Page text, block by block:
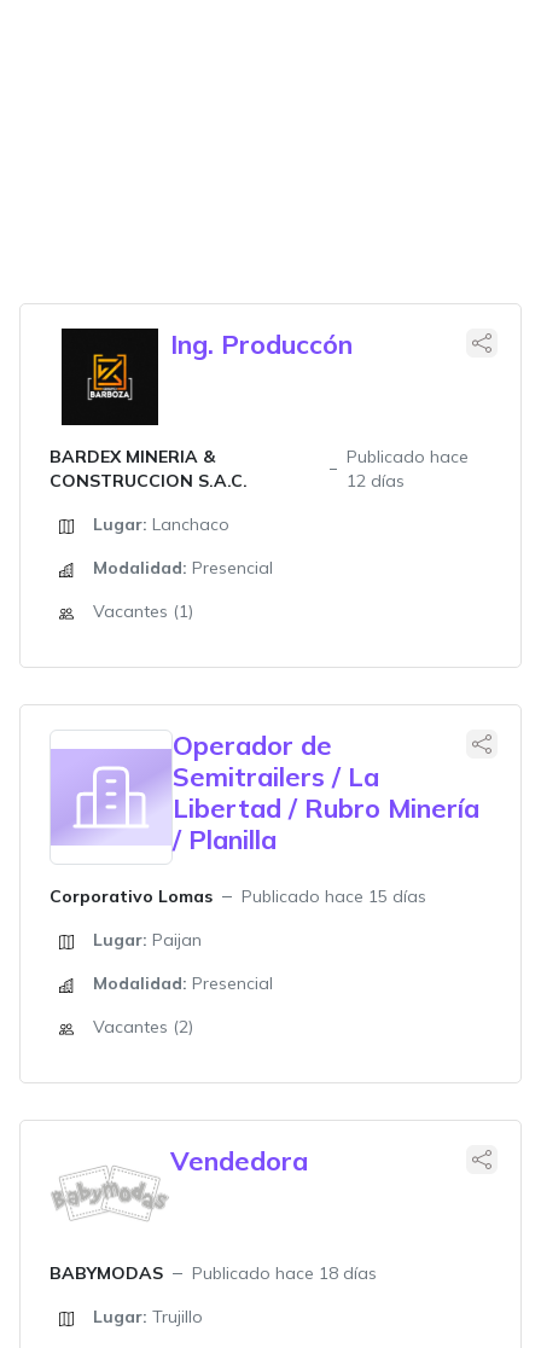
Ing. Produccón
BARDEX MINERIA &
CONSTRUCCION S.A.C.
Publicado hace
12 días
Lugar: Lanchaco
Modalidad: Presencial
Vacantes (1)
Operador de
Semitrailers / La
Libertad / Rubro Minería
/ Planilla
Corporativo Lomas
Publicado hace 15 días
Lugar: Paijan
Modalidad: Presencial
Vacantes (2)
Vendedora
BABYMODAS
Publicado hace 18 días
Lugar: Trujillo